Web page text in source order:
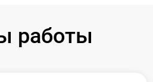
работы